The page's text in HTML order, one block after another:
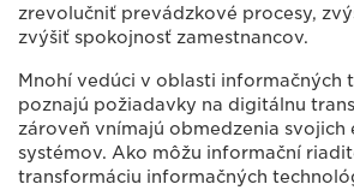
zrevolučniť prevádzkové procesy,
zvýšiť spokojnosť zamestnancov.
Mnohí vedúci v oblasti informačných
poznajú požiadavky na digitálnu
zároveň vnímajú obmedzenia svojich
systémov. Ako môžu informační
transformáciu informačných